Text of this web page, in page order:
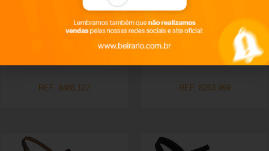
REF. 8488.122 REF. 8263.969